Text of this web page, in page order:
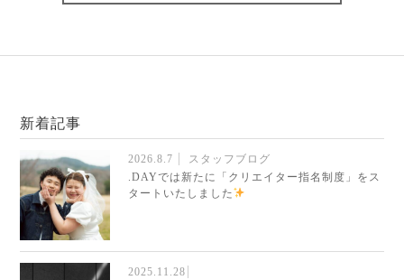
新着記事
2026.8.7
スタッフブログ
.DAYでは新たに「クリエイター指名制度」をス
タートいたしました
2025.11.28